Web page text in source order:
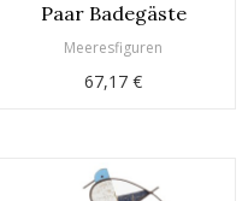
Paar Badegäste
Meeresfiguren
67,17 €